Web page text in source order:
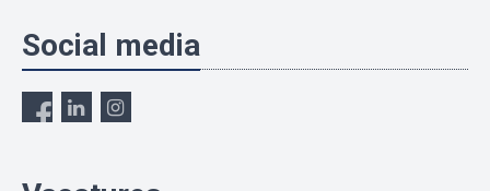
Social media